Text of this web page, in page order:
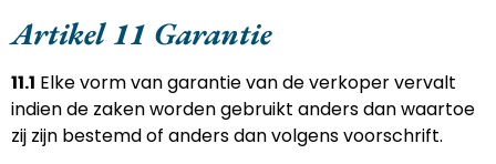
Artikel 11 Garantie
11.1 Elke vorm van garantie van de verkoper vervalt
indien de zaken worden gebruikt anders dan waartoe
zij zijn bestemd of anders dan volgens voorschrift.